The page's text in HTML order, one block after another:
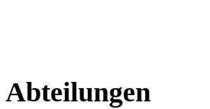
Abteilungen